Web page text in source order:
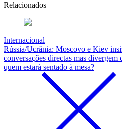
Relacionados
Internacional
Rússia/Ucrânia: Moscovo e Kiev
conversações directas mas divergem
quem estará sentado à mesa?